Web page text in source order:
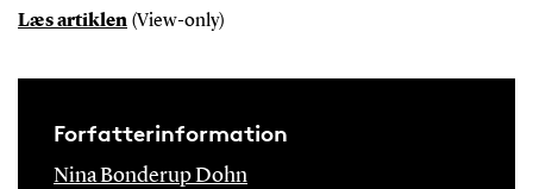
Læs artiklen(View-only)
Forfatterinformation
Nina Bonderup Dohn